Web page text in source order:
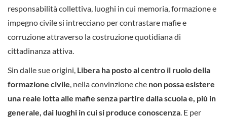
responsabilità collettiva, luoghi in cui memoria, formazione e
impegno civile si intrecciano per contrastare mafie e
corruzione attraverso la costruzione quotidiana di
cittadinanza attiva.
Sin dalle sue origini, Libera ha posto al centro il ruolo della
formazione civile, nella convinzione che non possa esistere
una reale lotta alle mafie senza partire dalla scuola e, più in
generale, dai luoghi in cui si produce conoscenza. E per